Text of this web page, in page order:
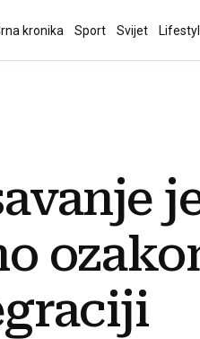
kronika Sport Svijet